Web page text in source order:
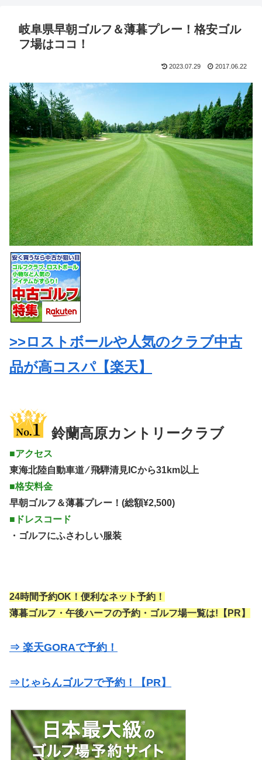
岐阜県早朝ゴルフ＆薄暮プレー！格安ゴル
フ場はココ！
2023.07.29 2017.06.22
>>ロストボールや人気のクラブ中古
品が高コスパ【楽天】
鈴蘭高原カントリークラブ
■アクセス
東海北陸自動車道 ⁄ 飛騨清見ICから31km以上
■格安料金
早朝ゴルフ＆薄暮プレー！(総額¥2,500)
■ドレスコード
・ゴルフにふさわしい服装
24時間予約OK！便利なネット予約！
薄暮ゴルフ・午後ハーフの予約・ゴルフ場一覧は!【PR】
⇒ 楽天GORAで予約！
⇒じゃらんゴルフで予約！【PR】